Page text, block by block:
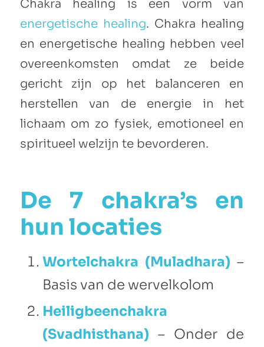
Chakra healing is een vorm van
energetische healing. Chakra healing
en energetische healing hebben veel
overeenkomsten omdat ze beide
gericht zijn op het balanceren en
herstellen van de energie in het
lichaam om zo fysiek, emotioneel en
spiritueel welzijn te bevorderen.
De 7 chakra’s en
hun locaties
Wortelchakra (Muladhara) –
Basis van de wervelkolom
Heiligbeenchakra
(Svadhisthana) – Onder de